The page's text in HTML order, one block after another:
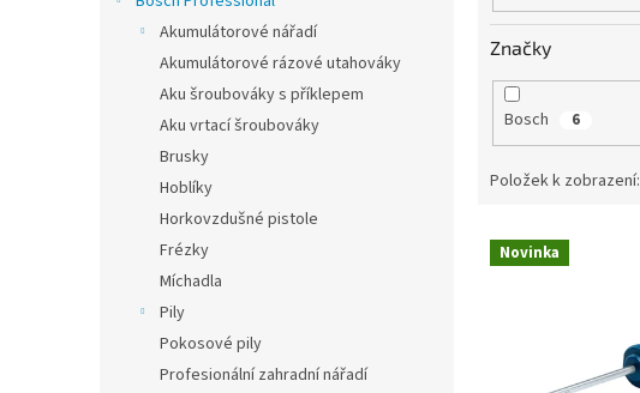
Akumulátorové nářadí
Akumulátorové rázové utahováky
Aku šroubováky s příklepem
Aku vrtací šroubováky
Brusky
Hoblíky
Horkovzdušné pistole
Frézky
Míchadla
Pily
Pokosové pily
Profesionální zahradní nářadí
Značky
Bosch 6
Položek k zobrazení:
V Novinka